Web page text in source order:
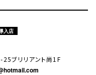
入店
ブリリアント尚1F